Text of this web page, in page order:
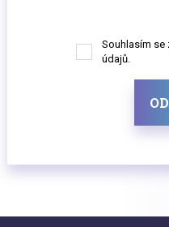
Souhlasím se
údajů.